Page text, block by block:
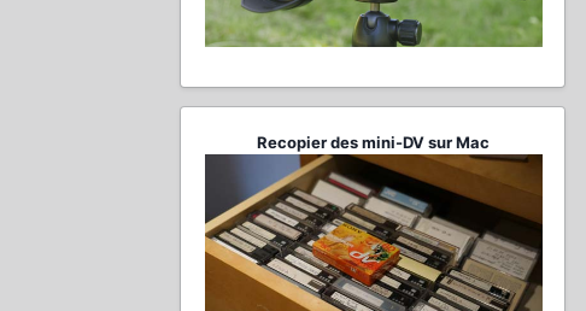
Recopier des mini-DV sur Mac